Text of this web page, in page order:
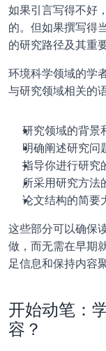
如果引言写得不好
的。但如果撰写得
的研究路径及其重
环境科学领域的学
与研究领域相关的
研究领域的背景
明确阐述研究问
指导你进行研究
所采用研究方法
论文结构的简要
这些部分可以确保
做，而无需在早期
足信息和保持内容
开始动笔：
容？